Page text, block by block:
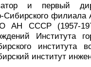
и первый
Сибирского филиала
АН СССР (1957-
Института
института
институт